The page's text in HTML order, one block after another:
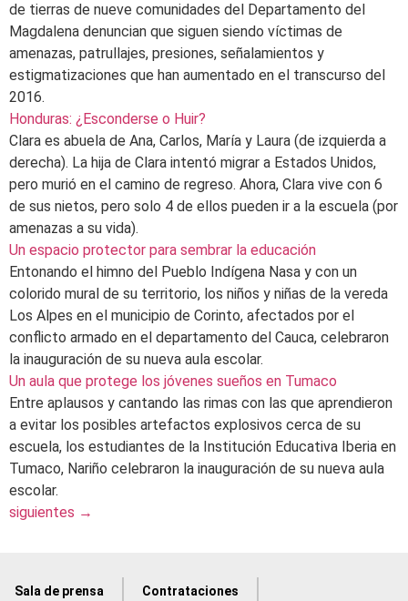
de tierras de nueve comunidades del Departamento del
Magdalena denuncian que siguen siendo víctimas de
amenazas, patrullajes, presiones, señalamientos y
estigmatizaciones que han aumentado en el transcurso del
2016.
Honduras: ¿Esconderse o Huir?
Clara es abuela de Ana, Carlos, María y Laura (de izquierda a
derecha). La hija de Clara intentó migrar a Estados Unidos,
pero murió en el camino de regreso. Ahora, Clara vive con 6
de sus nietos, pero solo 4 de ellos pueden ir a la escuela (por
amenazas a su vida).
Un espacio protector para sembrar la educación
Entonando el himno del Pueblo Indígena Nasa y con un
colorido mural de su territorio, los niños y niñas de la vereda
Los Alpes en el municipio de Corinto, afectados por el
conflicto armado en el departamento del Cauca, celebraron
la inauguración de su nueva aula escolar.
Un aula que protege los jóvenes sueños en Tumaco
Entre aplausos y cantando las rimas con las que aprendieron
a evitar los posibles artefactos explosivos cerca de su
escuela, los estudiantes de la Institución Educativa Iberia en
Tumaco, Nariño celebraron la inauguración de su nueva aula
escolar.
siguientes →
Sala de prensa Contrataciones